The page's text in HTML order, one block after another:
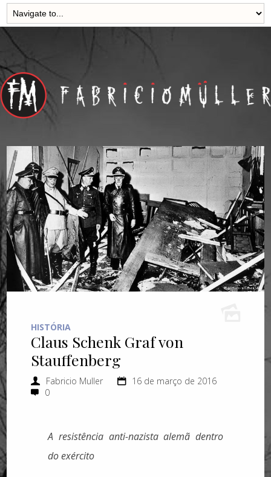
HISTÓRIA
Claus Schenk Graf von
Stauffenberg
Fabricio Muller
16 de março de 2016
0
A resistência anti-nazista alemã dentro
do exército